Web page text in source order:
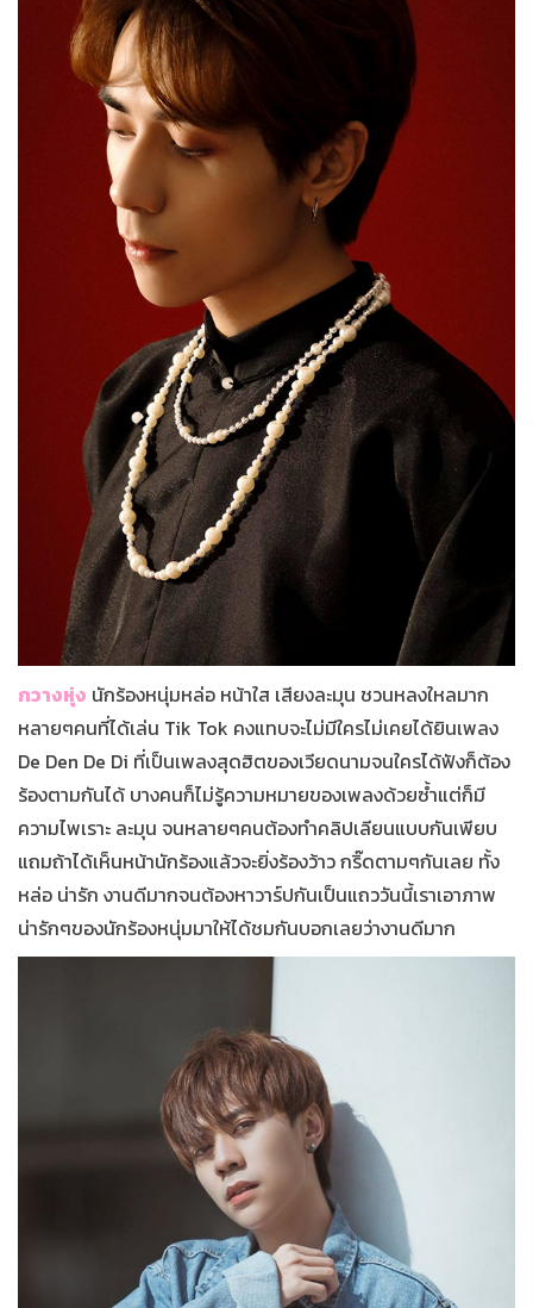
กวางหุ่ง นักร้องหนุ่มหล่อ หน้าใส เสียงละมุน ชวนหลงใหลมาก
หลายๆคนที่ได้เล่น Tik Tok คงแทบจะไม่มีใครไม่เคยได้ยินเพลง
De Den De Di ที่เป็นเพลงสุดฮิตของเวียดนามจนใครได้ฟังก็ต้อง
ร้องตามกันได้ บางคนก็ไม่รู้ความหมายของเพลงด้วยซ้ำแต่ก็มี
ความไพเราะ ละมุน จนหลายๆคนต้องทำคลิปเลียนแบบกันเพียบ
แถมถ้าได้เห็นหน้านักร้องแล้วจะยิ่งร้องว้าว กริ๊ดตามๆกันเลย ทั้ง
หล่อ น่ารัก งานดีมากจนต้องหาวาร์ปกันเป็นแถววันนี้เราเอาภาพ
น่ารักๆของนักร้องหนุ่มมาให้ได้ชมกันบอกเลยว่างานดีมาก